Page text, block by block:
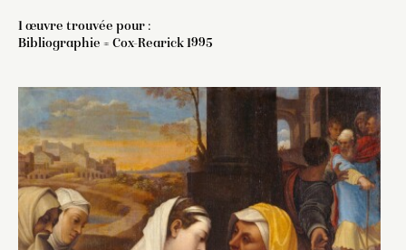
1 œuvre trouvée pour :
Bibliographie = Cox-Rearick 1995